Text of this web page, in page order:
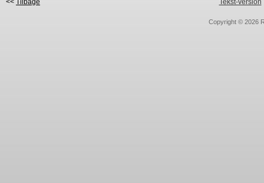
<< Tilbage Tekst-version
Copyright © 2026